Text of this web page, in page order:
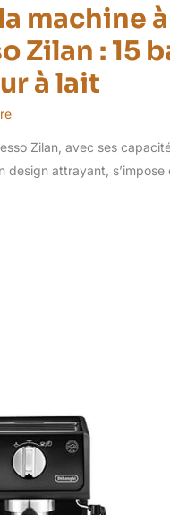
machine à
Zilan : 15
à lait
Zilan, avec ses
design attrayant, s’impose